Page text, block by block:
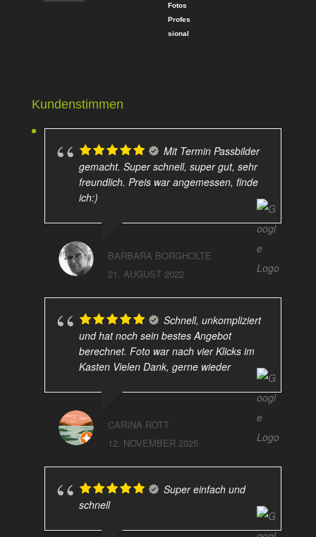
5von 5
Kundenstimmen
Mit Termin Passbilder
gemacht. Super schnell, super gut, sehr
freundlich. Preis war angemessen, finde
ich:)
BARBARA BORGHOLTE
21. AUGUST 2022
Schnell, unkompliziert
und hat noch sein bestes Angebot
berechnet. Foto war nach vier Klicks im
Kasten Vielen Dank, gerne wieder
CARINA ROTT
12. NOVEMBER 2025
Super einfach und
schnell